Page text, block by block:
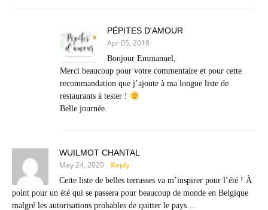
PÉPITES D'AMOUR
Apr 05, 2018
Bonjour Emmanuel,
Merci beaucoup pour votre commentaire et pour cette
recommandation que j’ajoute à ma longue liste de
restaurants à tester !
Belle journée.
WUILMOT CHANTAL
May 24, 2020 Reply
Cette liste de belles terrasses va m’inspirer pour l’été ! À
point pour un été qui se passera pour beaucoup de monde en Belgique
malgré les autorisations probables de quitter le pays…